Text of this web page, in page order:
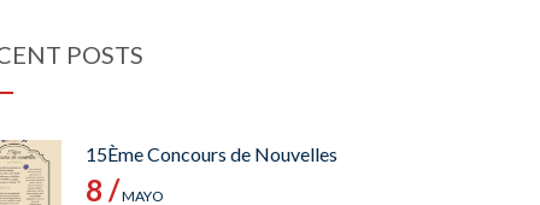
POSTS
15Ème Concours de Nouvelles
8 /MAYO